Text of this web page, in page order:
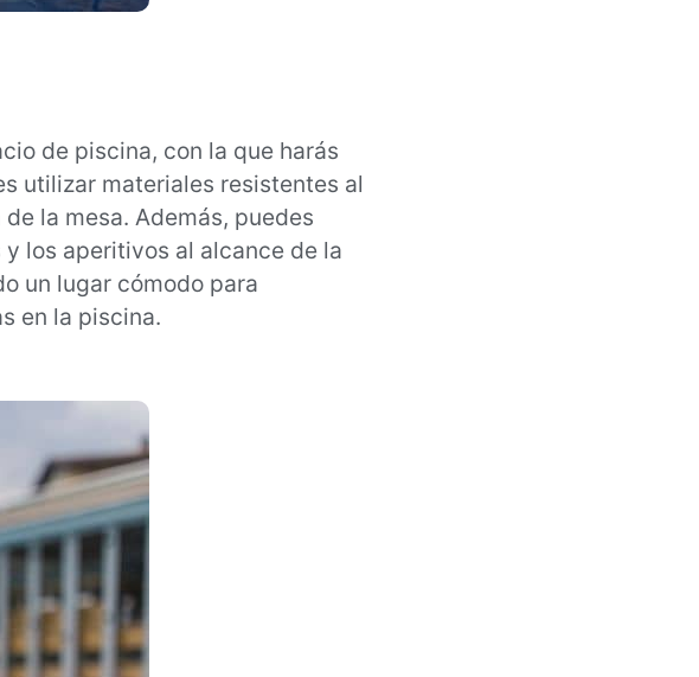
de piscina, con la que harás
utilizar materiales resistentes al
la mesa. Además, puedes
los aperitivos al alcance de la
un lugar cómodo para
en la piscina.